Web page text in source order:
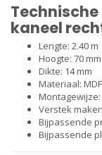
kaneel
Lengte: 2.40 m
Hoogte: 70 mm
Dikte: 14 mm
Materiaal:
Montagewijze:
Verstek
Bijpassende
Bijpassende